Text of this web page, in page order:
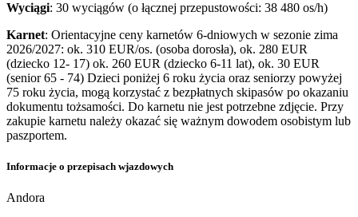
Wyciągi: 30 wyciągów (o łącznej przepustowości: 38 480 os/h)
Karnet: Orientacyjne ceny karnetów 6-dniowych w sezonie zima
2026/2027: ok. 310 EUR/os. (osoba dorosła), ok. 280 EUR
(dziecko 12- 17) ok. 260 EUR (dziecko 6-11 lat), ok. 30 EUR
(senior 65 - 74) Dzieci poniżej 6 roku życia oraz seniorzy powyżej
75 roku życia, mogą korzystać z bezpłatnych skipasów po okazaniu
dokumentu tożsamości. Do karnetu nie jest potrzebne zdjęcie. Przy
zakupie karnetu należy okazać się ważnym dowodem osobistym lub
paszportem.
Informacje o przepisach wjazdowych
Andora